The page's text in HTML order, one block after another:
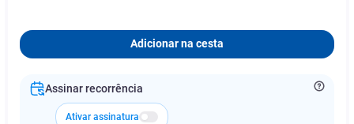
Adicionar na cesta
Assinar recorrência
Ativar assinatura